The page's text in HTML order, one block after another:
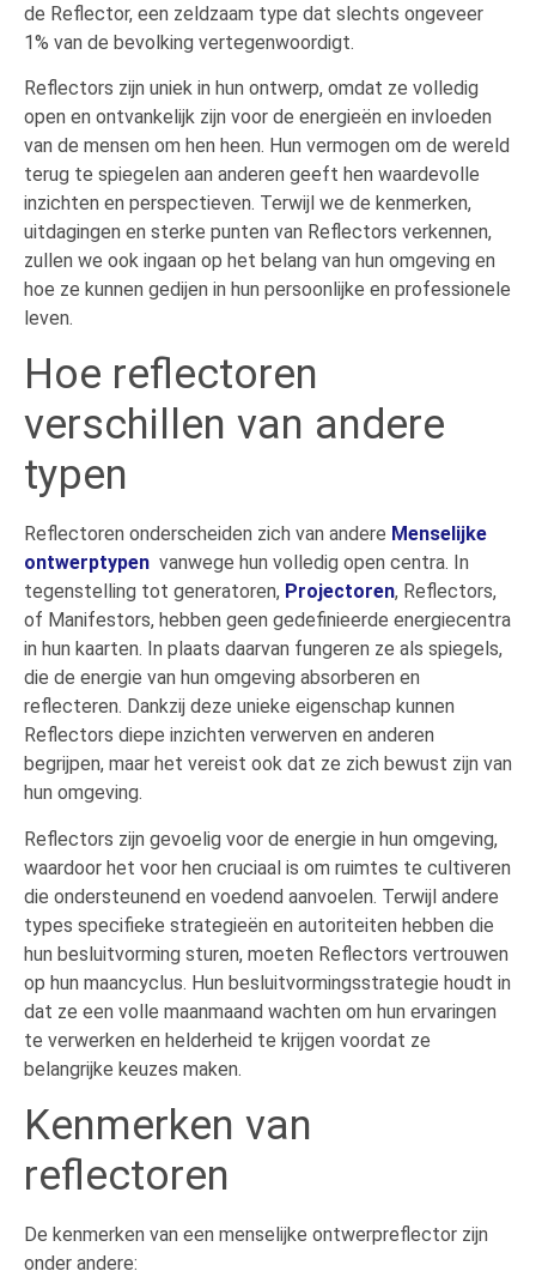
de Reflector, een zeldzaam type dat slechts ongeveer
1% van de bevolking vertegenwoordigt.
Reflectors zijn uniek in hun ontwerp, omdat ze volledig
open en ontvankelijk zijn voor de energieën en invloeden
van de mensen om hen heen. Hun vermogen om de wereld
terug te spiegelen aan anderen geeft hen waardevolle
inzichten en perspectieven. Terwijl we de kenmerken,
uitdagingen en sterke punten van Reflectors verkennen,
zullen we ook ingaan op het belang van hun omgeving en
hoe ze kunnen gedijen in hun persoonlijke en professionele
leven.
Hoe reflectoren
verschillen van andere
typen
Reflectoren onderscheiden zich van andere Menselijke
ontwerptypen vanwege hun volledig open centra. In
tegenstelling tot generatoren, Projectoren, Reflectors,
of Manifestors, hebben geen gedefinieerde energiecentra
in hun kaarten. In plaats daarvan fungeren ze als spiegels,
die de energie van hun omgeving absorberen en
reflecteren. Dankzij deze unieke eigenschap kunnen
Reflectors diepe inzichten verwerven en anderen
begrijpen, maar het vereist ook dat ze zich bewust zijn van
hun omgeving.
Reflectors zijn gevoelig voor de energie in hun omgeving,
waardoor het voor hen cruciaal is om ruimtes te cultiveren
die ondersteunend en voedend aanvoelen. Terwijl andere
types specifieke strategieën en autoriteiten hebben die
hun besluitvorming sturen, moeten Reflectors vertrouwen
op hun maancyclus. Hun besluitvormingsstrategie houdt in
dat ze een volle maanmaand wachten om hun ervaringen
te verwerken en helderheid te krijgen voordat ze
belangrijke keuzes maken.
Kenmerken van
reflectoren
De kenmerken van een menselijke ontwerpreflector zijn
onder andere: